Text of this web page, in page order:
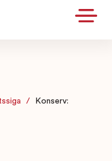
/
Konserv: